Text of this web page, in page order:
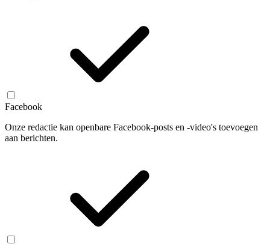
Facebook
Onze redactie kan openbare Facebook-posts en -video's toevoegen
aan berichten.